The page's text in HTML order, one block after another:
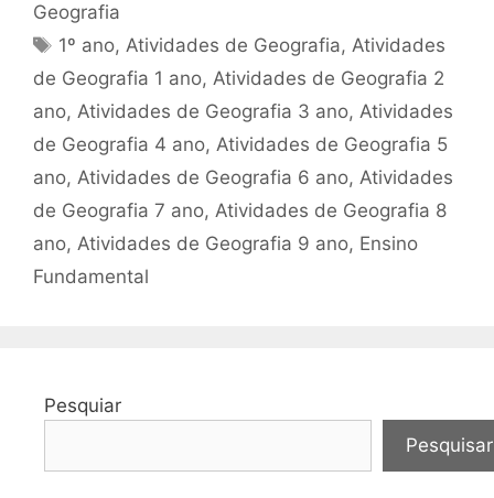
Geografia
Tags
1º ano,Atividades de Geografia,Atividades
de Geografia 1 ano, Atividades de Geografia 2
ano, Atividades de Geografia 3 ano, Atividades
de Geografia 4 ano, Atividades de Geografia 5
ano, Atividades de Geografia 6 ano, Atividades
de Geografia 7 ano, Atividades de Geografia 8
ano, Atividades de Geografia 9 ano, Ensino
Fundamental
Pesquiar
Pesquisar